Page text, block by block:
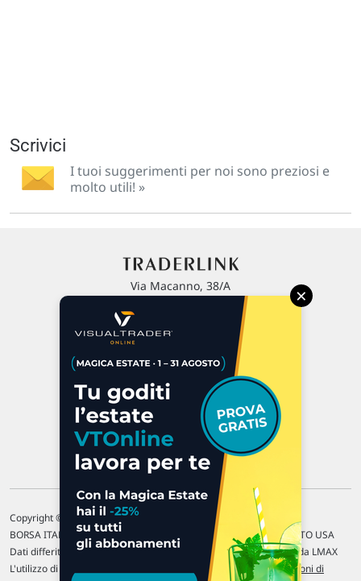
Scrivici
I tuoi suggerimenti per noi sono preziosi e
molto utili! »
Via Macanno, 38/A
P.IVA 02 452 460 401
Chi siamo
Commenti e segnalazioni
Contattaci
Copyright © 1996-2026 Traderlink Italia s.r.l.
BORSA ITALIANA Quotazioni di borsa differite di 15 min. / MERCATO USA
Dati differiti di 15 min. (fonte Intrinio) / FOREX Quotazioni fornite da LMAX
L'utilizzo di questo sito implica l'accettazione delle nostre Condizioni di
×